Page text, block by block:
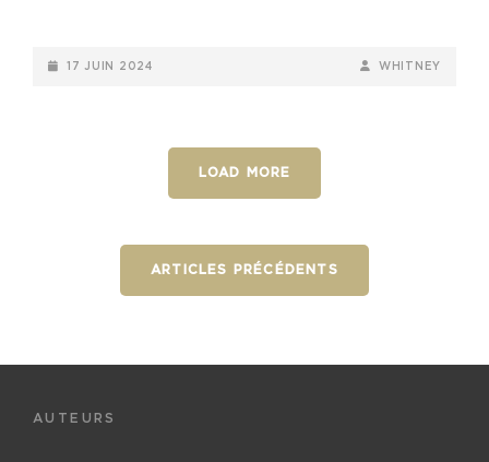
POSTED-
17 JUIN 2024
BY
BYLINE
WHITNEY
LOAD MORE
ARTICLES PRÉCÉDENTS
AUTEURS